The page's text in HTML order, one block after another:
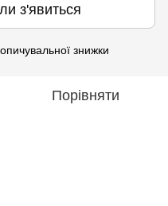
з'явиться
знижки
Порівняти